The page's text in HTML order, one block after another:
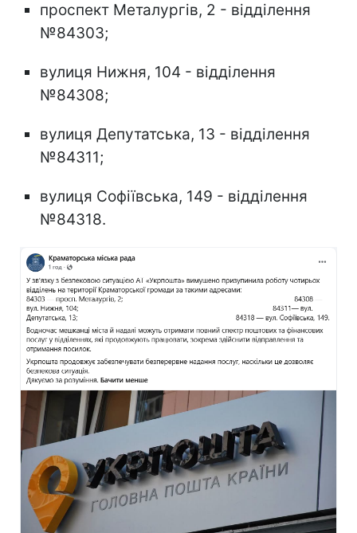
проспект Металургів, 2 - відділення
№84303;
вулиця Нижня, 104 - відділення
№84308;
вулиця Депутатська, 13 - відділення
№84311;
вулиця Софіївська, 149 - відділення
№84318.